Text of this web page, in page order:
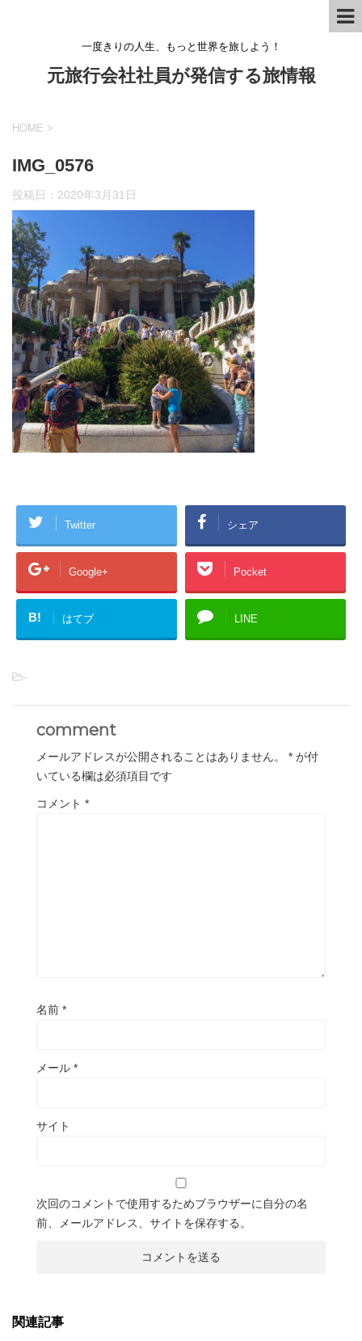
一度きりの人生、もっと世界を旅しよう！
元旅行会社社員が発信する旅情報
HOME >
IMG_0576
投稿日： 2020年3月31日
Twitter シェア
Google+ Pocket
B! はてブ LINE
-
comment
メールアドレスが公開されることはありません。 * が付
いている欄は必須項目です
コメント *
名前 *
メール *
サイト
次回のコメントで使用するためブラウザーに自分の名
前、メールアドレス、サイトを保存する。
関連記事